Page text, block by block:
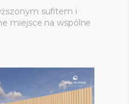
sufitem i
miejsce na wspólne